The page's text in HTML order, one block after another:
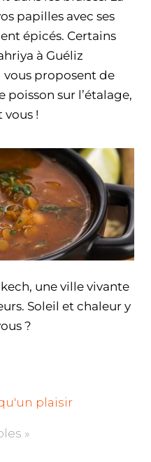
papilles avec ses
épicés. Certains
à Guéliz
vous proposent de
sur l’étalage,
!
une ville vivante
Soleil et chaleur y
?
plaisir
»